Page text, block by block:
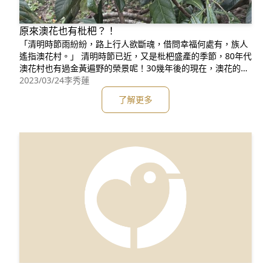
原來澳花也有枇杷？！
「清明時節雨紛紛，路上行人欲斷魂，借問幸福何處有，族人
遙指澳花村。」 清明時節已近，又是枇杷盛產的季節，80年代
澳花村也有過金黃遍野的榮景呢！30幾年後的現在，澳花的枇
杷去哪了？…… 澳花村的枇杷已結實累累(照片提供：楊純宜)
古時因枇杷「備四時之氣」(註一)而被視為佳果，結實累累的
金黃果實名之「黃金丸」，象徵吉祥美好、幸福安康、子嗣昌
盛、富裕充足，故古人喜於庭園栽植。早期種植傳統作物的
2023/03/24李秀蓮
了解更多